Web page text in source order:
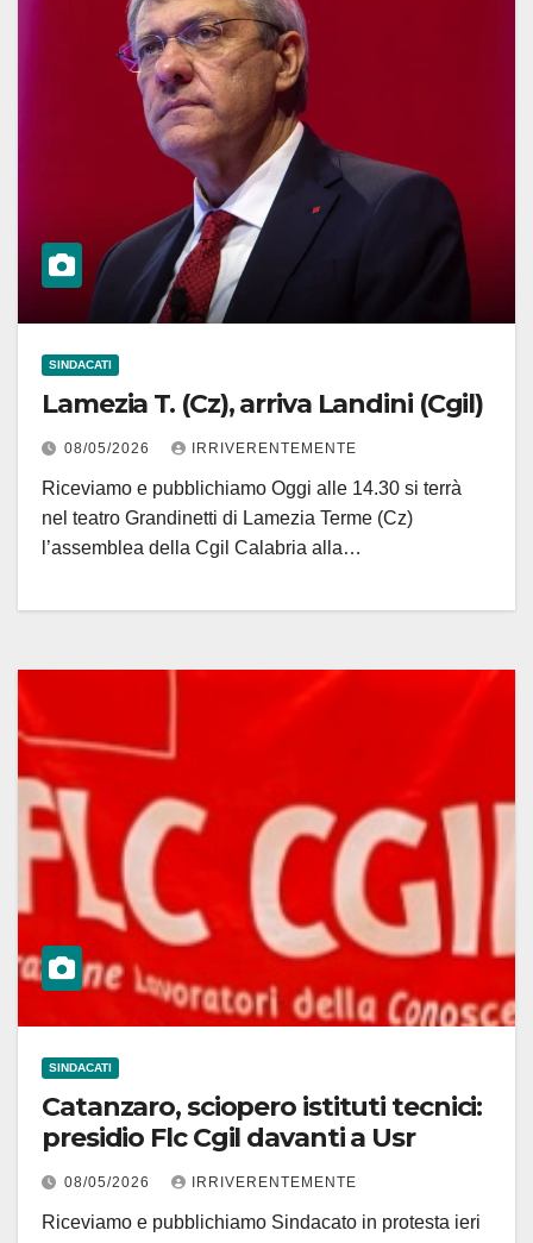
SINDACATI
Lamezia T. (Cz), arriva Landini (Cgil)
08/05/2026 IRRIVERENTEMENTE
Riceviamo e pubblichiamo Oggi alle 14.30 si terrà
nel teatro Grandinetti di Lamezia Terme (Cz)
l’assemblea della Cgil Calabria alla…
SINDACATI
Catanzaro, sciopero istituti tecnici:
presidio Flc Cgil davanti a Usr
08/05/2026 IRRIVERENTEMENTE
Riceviamo e pubblichiamo Sindacato in protesta ieri